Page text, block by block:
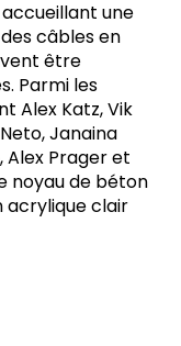
une
câbles en
être
Parmi les
Alex Katz, Vik
Janaina
Alex Prager et
noyau de béton
acrylique clair